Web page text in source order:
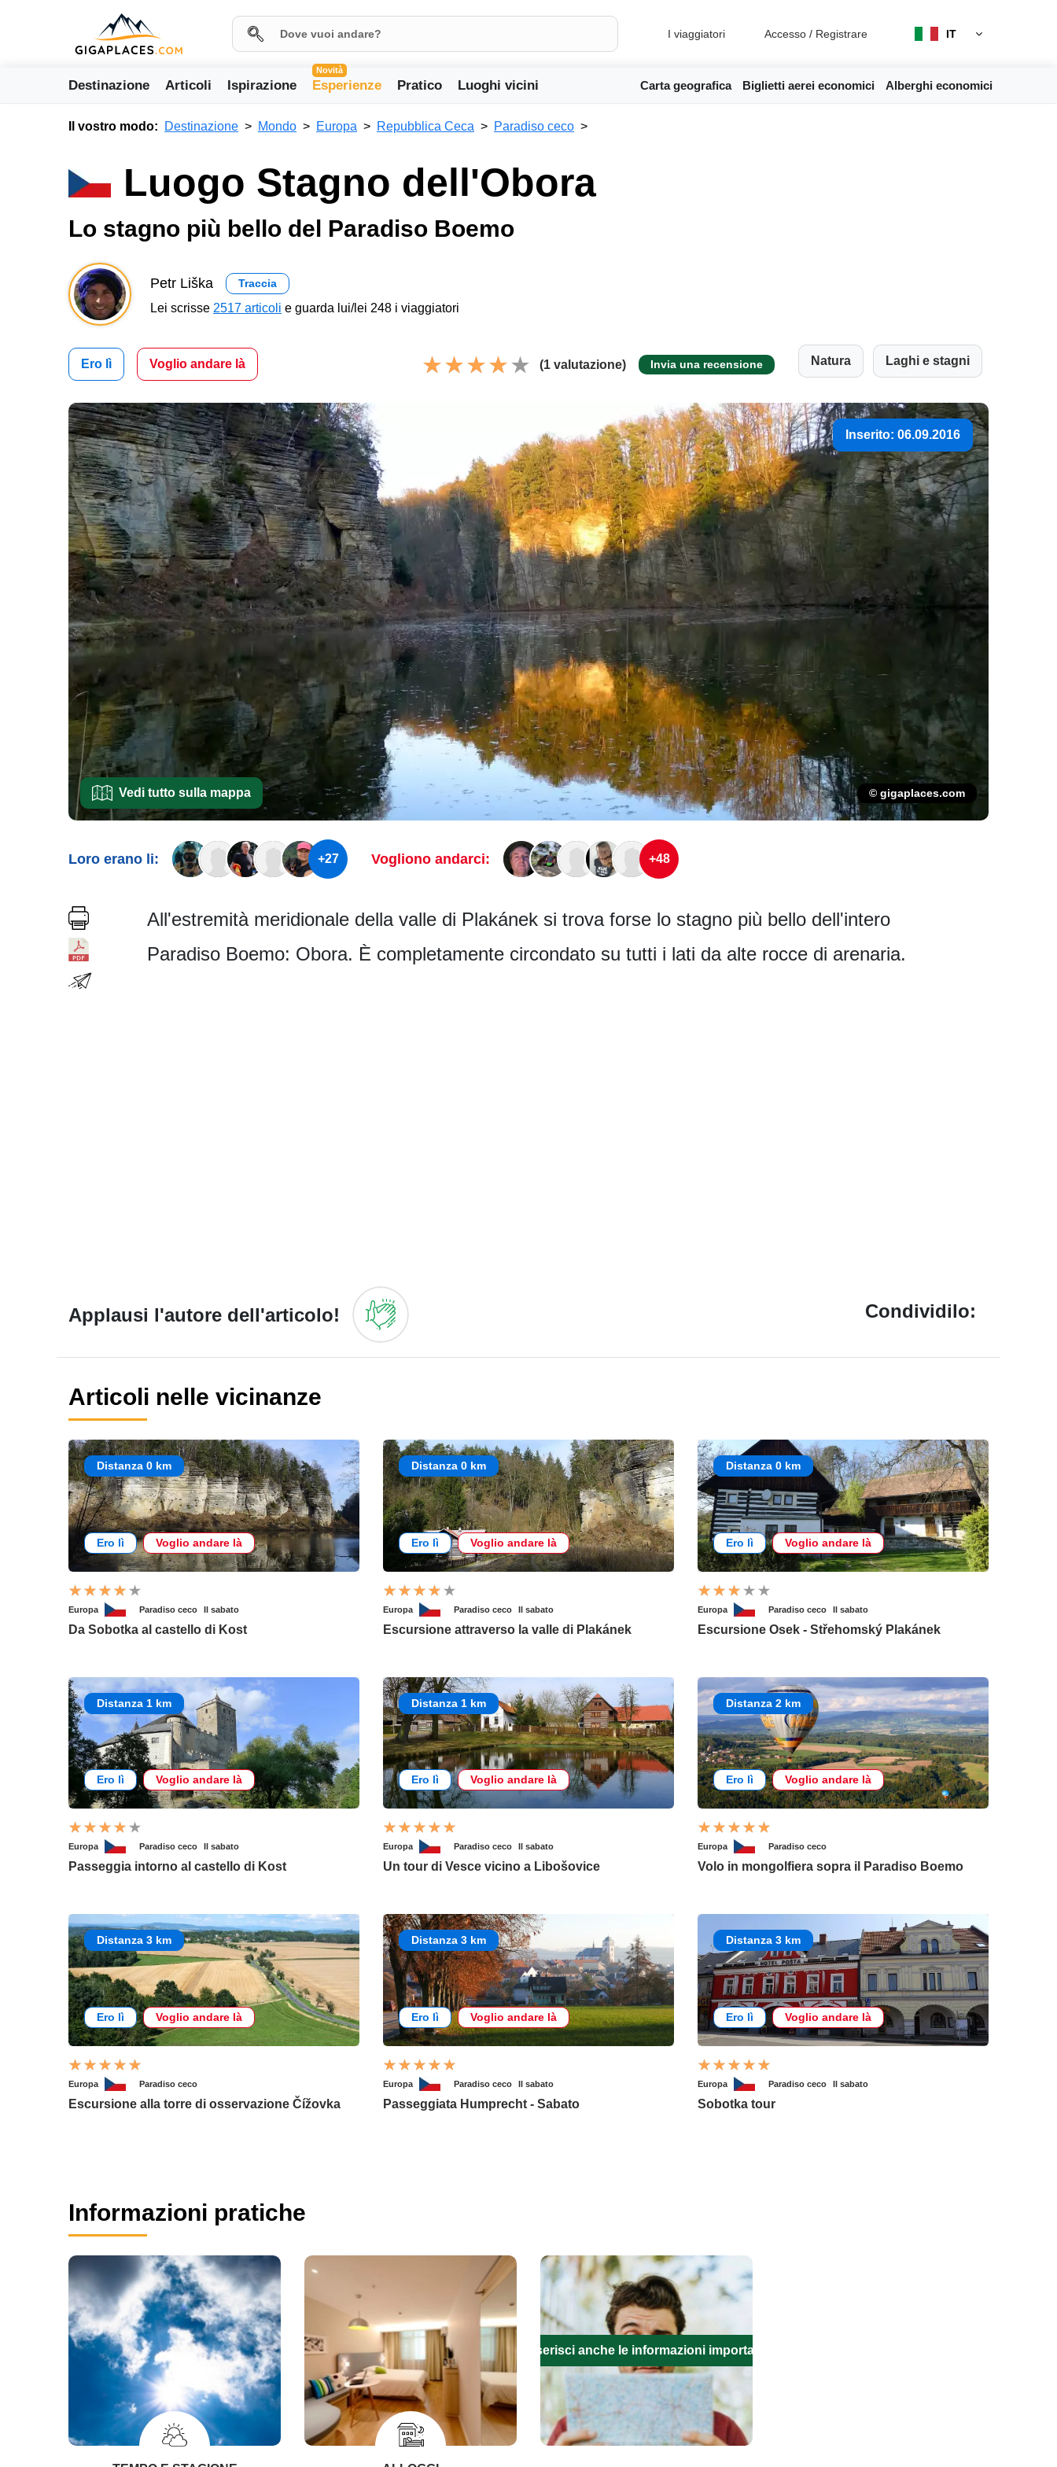
I viaggiatori Accesso / Registrare IT
Destinazione Articoli Ispirazione
Novità
Esperienze Pratico Luoghi vicini Carta geografica Biglietti aerei economici Alberghi economici
Il vostro modo: Destinazione Mondo Europa Repubblica Ceca Paradiso ceco
Luogo Stagno dell'Obora
Lo stagno più bello del Paradiso Boemo
Petr Liška Traccia
Lei scrisse 2517 articoli e guarda lui/lei 248 i viaggiatori
Ero lì Voglio andare là (1 valutazione) Invia una recensione Natura Laghi e stagni
Inserito: 06.09.2016
Vedi tutto sulla mappa © gigaplaces.com
Loro erano li: +27 Vogliono andarci: +48
All'estremità meridionale della valle di Plakánek si trova forse lo stagno più bello dell'intero
Paradiso Boemo: Obora. È completamente circondato su tutti i lati da alte rocce di arenaria.
Applausi l'autore dell'articolo! Condividilo:
Articoli nelle vicinanze
Distanza 0 km
Ero lì Voglio andare là
Europa Paradiso ceco Il sabato
Da Sobotka al castello di Kost
Distanza 0 km
Ero lì Voglio andare là
Europa Paradiso ceco Il sabato
Escursione attraverso la valle di Plakánek
Distanza 0 km
Ero lì Voglio andare là
Europa Paradiso ceco Il sabato
Escursione Osek - Střehomský Plakánek
Distanza 1 km
Ero lì Voglio andare là
Europa Paradiso ceco Il sabato
Passeggia intorno al castello di Kost
Distanza 1 km
Ero lì Voglio andare là
Europa Paradiso ceco Il sabato
Un tour di Vesce vicino a Libošovice
Distanza 2 km
Ero lì Voglio andare là
Europa Paradiso ceco
Volo in mongolfiera sopra il Paradiso Boemo
Distanza 3 km
Ero lì Voglio andare là
Europa Paradiso ceco
Escursione alla torre di osservazione Čížovka
Distanza 3 km
Ero lì Voglio andare là
Europa Paradiso ceco Il sabato
Passeggiata Humprecht - Sabato
Distanza 3 km
Ero lì Voglio andare là
Europa Paradiso ceco Il sabato
Sobotka tour
Informazioni pratiche
Inserisci anche le informazioni importanti